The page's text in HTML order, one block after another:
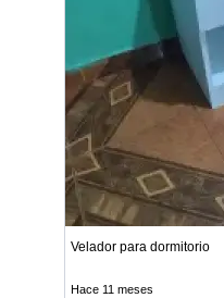
Velador para dormitorio
Hace 11 meses